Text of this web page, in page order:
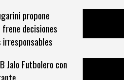
propone
decisiones
Jalo Futbolero con